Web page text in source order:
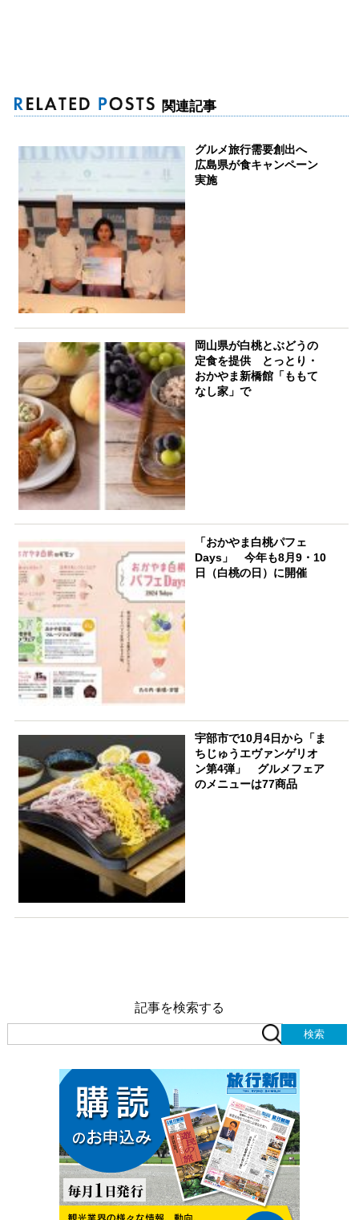
関連記事
グルメ旅行需要創出へ
広島県が食キャンペーン
実施
岡山県が白桃とぶどうの
定食を提供 とっとり・
おかやま新橋館「ももて
なし家」で
「おかやま白桃パフェ
Days」 今年も8月9・10
日（白桃の日）に開催
宇部市で10月4日から「ま
ちじゅうエヴァンゲリオ
ン第4弾」 グルメフェア
のメニューは77商品
記事を検索する